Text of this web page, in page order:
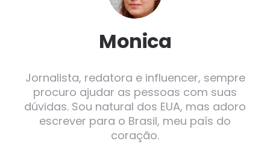
Monica
Jornalista, redatora e influencer, sempre
procuro ajudar as pessoas com suas
dúvidas. Sou natural dos EUA, mas adoro
escrever para o Brasil, meu país do
coração.